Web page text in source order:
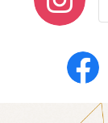
シーズンブーケ（
ドライフラワ